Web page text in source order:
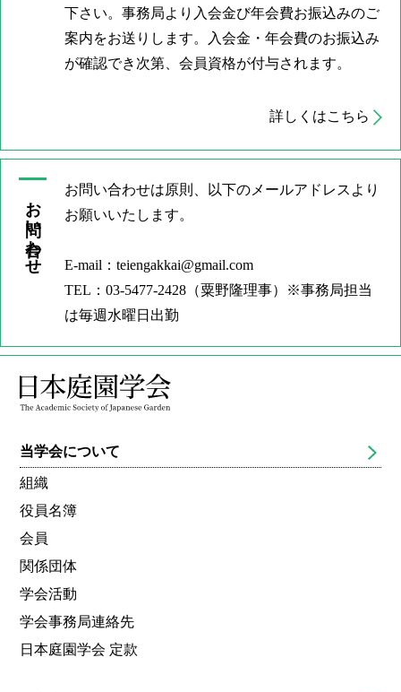
下さい。事務局より入会金び年会費お振込みのご
案内をお送りします。入会金・年会費のお振込み
が確認でき次第、会員資格が付与されます。
詳しくはこちら
お問い合わせ
お問い合わせは原則、以下のメールアドレスより
お願いいたします。
E-mail：teiengakkai@gmail.com
TEL：03-5477-2428（粟野隆理事）※事務局担当
は毎週水曜日出勤
当学会について
組織
役員名簿
会員
関係団体
学会活動
学会事務局連絡先
日本庭園学会 定款